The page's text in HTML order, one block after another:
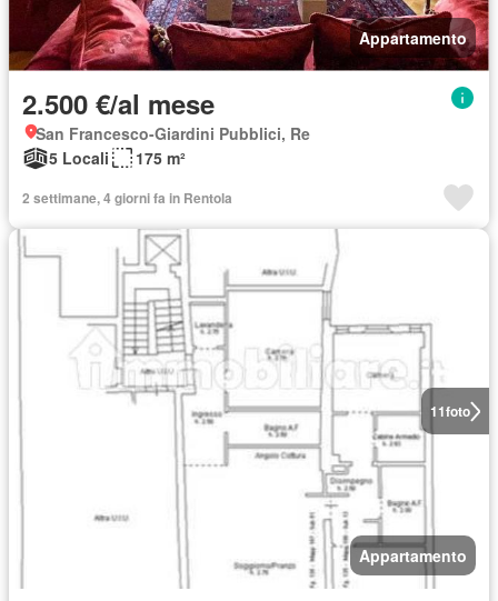
Appartamento
2.500 €/al mese
San Francesco-Giardini Pubblici, Re
5 Locali
175 m²
2 settimane, 4 giorni fa in Rentola
11foto
Appartamento